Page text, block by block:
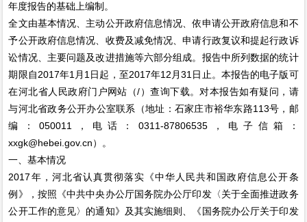
年度报告的基础上编制。
全文由基本情况、主动公开政府信息情况、依申请公开政府信息和不
予公开政府信息情况、收费及减免情况、申请行政复议和提起行政诉
讼情况、主要问题及改进措施等六部分组成。报告中所列数据的统计
期限自2017年1月1日起，至2017年12月31日止。本报告的电子版可
在河北省人民政府门户网站（/）查询下载。对本报告如有疑问，请
与河北省政务公开办公室联系（地址：石家庄市裕华东路113号，邮
编：050011，电话：0311-87806535，电子信箱：
xxgk@hebei.gov.cn）。
一、基本情况
2017年，河北省认真贯彻落实《中华人民共和国政府信息公开条
例》，按照《中共中央办公厅国务院办公厅印发〈关于全面推进政务
公开工作的意见〉的通知》及其实施细则、《国务院办公厅关于印发